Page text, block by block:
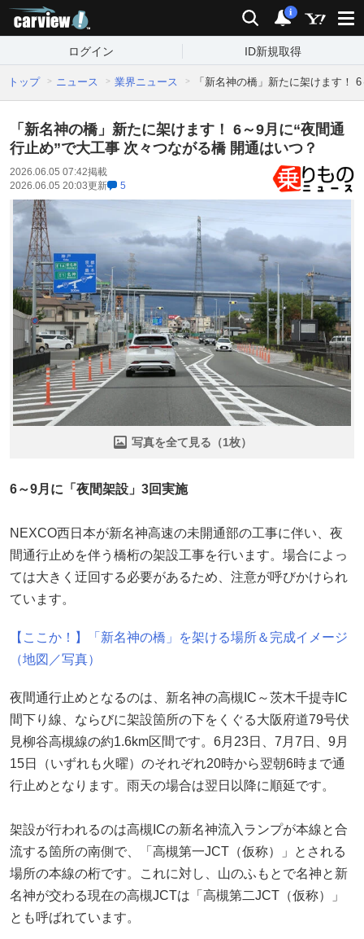
検索 通知
i
ログイン ID新規取得
トップ ニュース 業界ニュース 「新名神の橋」新たに架けます！
「新名神の橋」新たに架けます！ 6～9月に“夜間通
行止め”で大工事 次々つながる橋 開通はいつ？
2026.06.05 07:42掲載
2026.06.05 20:03更新 5
写真を全て見る（1枚）
6～9月に「夜間架設」3回実施
NEXCO西日本が新名神高速の未開通部の工事に伴い、夜
間通行止めを伴う橋桁の架設工事を行います。場合によっ
ては大きく迂回する必要があるため、注意が呼びかけられ
ています。
【ここか！】「新名神の橋」を架ける場所＆完成イメージ
（地図／写真）
夜間通行止めとなるのは、新名神の高槻IC～茨木千提寺IC
間下り線、ならびに架設箇所の下をくぐる大阪府道79号伏
見柳谷高槻線の約1.6km区間です。6月23日、7月7日、9月
15日（いずれも火曜）のそれぞれ20時から翌朝6時まで通
行止めとなります。雨天の場合は翌日以降に順延です。
架設が行われるのは高槻ICの新名神流入ランプが本線と合
流する箇所の南側で、「高槻第一JCT（仮称）」とされる
場所の本線の桁です。これに対し、山のふもとで名神と新
名神が交わる現在の高槻JCTは「高槻第二JCT（仮称）」
とも呼ばれています。